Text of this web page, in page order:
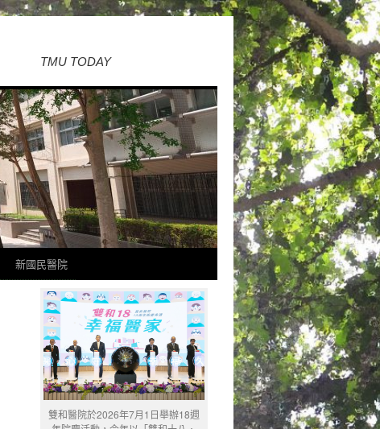
TMU TODAY
新國民醫院
雙和醫院於2026年7月1日舉辦18週